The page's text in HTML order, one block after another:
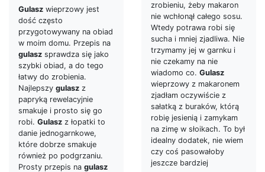
zrobieniu, żeby makaron
nie wchłonął całego sosu.
Wtedy potrawa robi się
sucha i mniej zjadliwa. Nie
trzymamy jej w garnku i
nie czekamy na nie
wiadomo co. Gulasz
wieprzowy z makaronem
zjadłam oczywiście z
sałatką z buraków, którą
robię jesienią i zamykam
na zimę w słoikach. To był
idealny dodatek, nie wiem
czy coś pasowałoby
jeszcze bardziej
Gulasz wieprzowy jest
dość często
przygotowywany na obiad
w moim domu. Przepis na
gulasz sprawdza się jako
szybki obiad, a do tego
łatwy do zrobienia.
Najlepszy gulasz z
papryką rewelacyjnie
smakuje i prosto się go
robi. Gulasz z łopatki to
danie jednogarnkowe,
które dobrze smakuje
również po podgrzaniu.
Prosty przepis na gulasz